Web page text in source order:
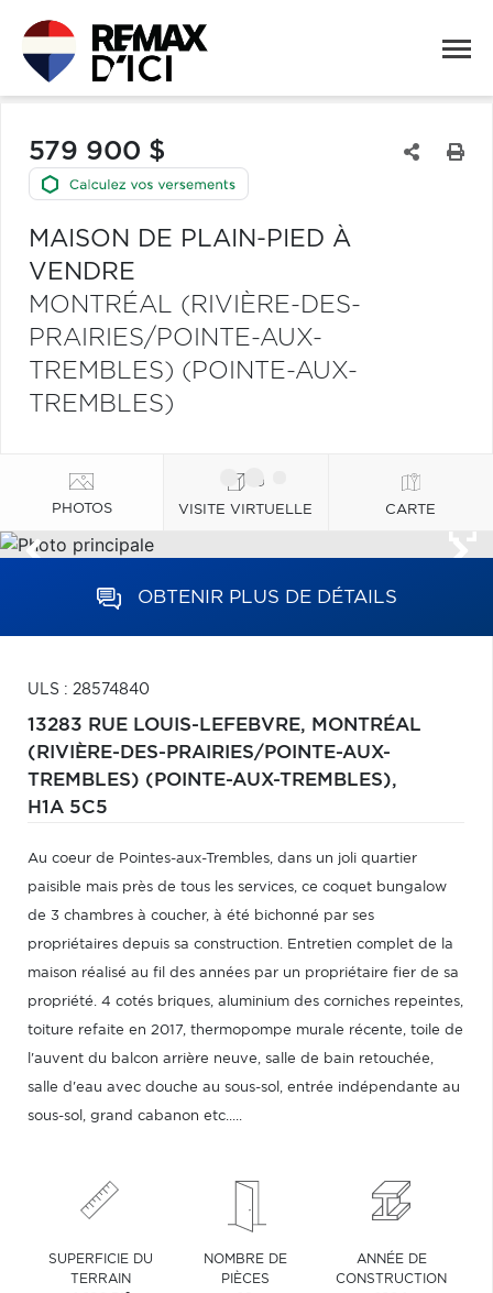
579 900 $
MAISON DE PLAIN-PIED À
VENDRE
MONTRÉAL (RIVIÈRE-DES-
PRAIRIES/POINTE-AUX-
TREMBLES) (POINTE-AUX-
TREMBLES)
PHOTOS VISITE VIRTUELLE CARTE
OBTENIR PLUS DE DÉTAILS
ULS : 28574840
13283 RUE LOUIS-LEFEBVRE, MONTRÉAL
(RIVIÈRE-DES-PRAIRIES/POINTE-AUX-
TREMBLES) (POINTE-AUX-TREMBLES),
H1A 5C5
Au coeur de Pointes-aux-Trembles, dans un joli quartier
paisible mais près de tous les services, ce coquet bungalow
de 3 chambres à coucher, à été bichonné par ses
propriétaires depuis sa construction. Entretien complet de la
maison réalisé au fil des années par un propriétaire fier de sa
propriété. 4 cotés briques, aluminium des corniches repeintes,
toiture refaite en 2017, thermopompe murale récente, toile de
l'auvent du balcon arrière neuve, salle de bain retouchée,
salle d'eau avec douche au sous-sol, entrée indépendante au
sous-sol, grand cabanon etc.....
SUPERFICIE DU
TERRAIN
NOMBRE DE
PIÈCES
ANNÉE DE
CONSTRUCTION